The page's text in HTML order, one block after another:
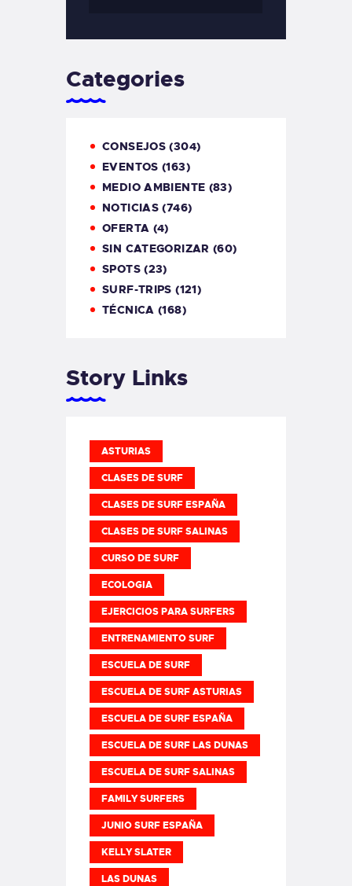
Categories
CONSEJOS (304)
EVENTOS (163)
MEDIO AMBIENTE (83)
NOTICIAS (746)
OFERTA (4)
SIN CATEGORIZAR (60)
SPOTS(23)
SURF-TRIPS (121)
TÉCNICA (168)
Story Links
ASTURIAS
CLASES DE SURF
CLASES DE SURF ESPAÑA
CLASES DE SURF SALINAS
CURSO DE SURF
ECOLOGIA
EJERCICIOS PARA SURFERS
ENTRENAMIENTO SURF
ESCUELA DE SURF
ESCUELA DE SURF ASTURIAS
ESCUELA DE SURF ESPAÑA
ESCUELA DE SURF LAS DUNAS
ESCUELA DE SURF SALINAS
FAMILY SURFERS
JUNIO SURF ESPAÑA
KELLY SLATER
LAS DUNAS